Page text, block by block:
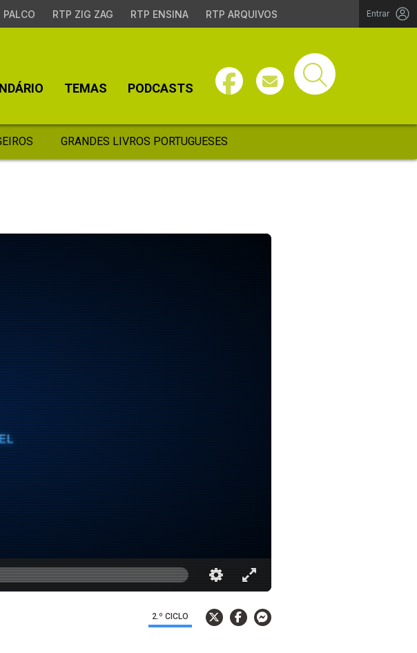
PALCO RTP ZIG ZAG RTP ENSINA RTP ARQUIVOS Entrar
TEMAS PODCASTS
GRANDES LIVROS PORTUGUESES
2.º CICLO